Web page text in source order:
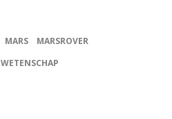
MARS
MARSROVER
WETENSCHAP